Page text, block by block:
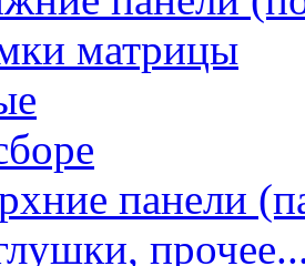
матрицы
панели